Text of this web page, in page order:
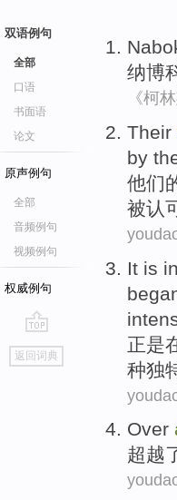
双语例句
全部
口语
书面语
论文
原声例句
全部
音频例句
视频例句
权威例句
go
top
返回词典
纳博
《柯
Their
by
他们
被认
It is in
正是
种独
Over
超越